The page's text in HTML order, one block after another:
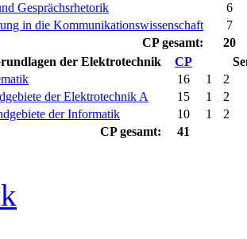
Gesprächsrhetorik
6
in die Kommunikationswissenschaft
7
CPgesamt:
20
der Elektrotechnik
CP
16 1
2
der Elektrotechnik A
15 1
2
der Informatik
10 1
2
CPgesamt: 41